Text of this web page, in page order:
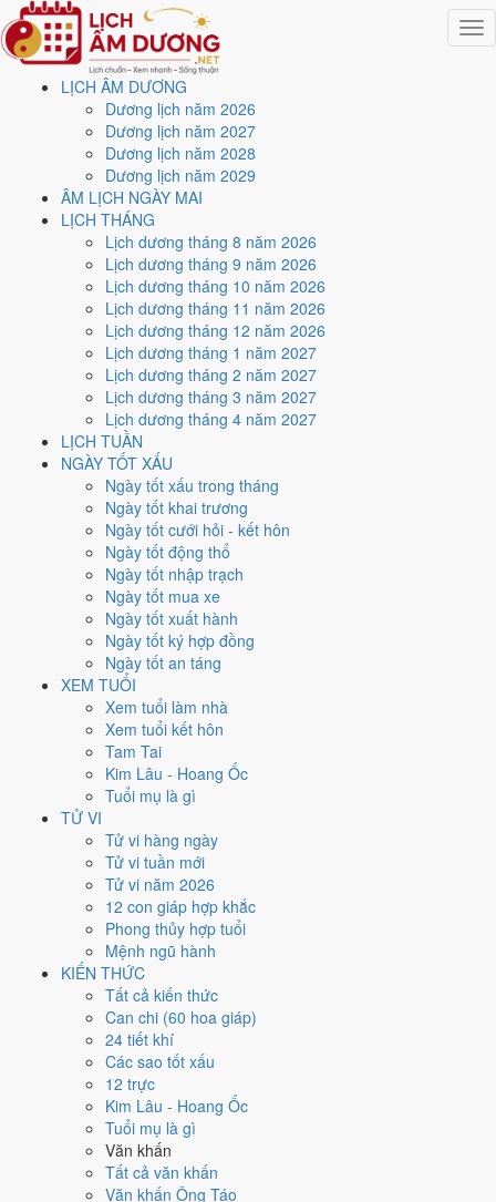
LỊCH ÂM DƯƠNG
Dương lịch năm 2026
Dương lịch năm 2027
Dương lịch năm 2028
Dương lịch năm 2029
ÂM LỊCH NGÀY MAI
LỊCH THÁNG
Lịch dương tháng 8 năm 2026
Lịch dương tháng 9 năm 2026
Lịch dương tháng 10 năm 2026
Lịch dương tháng 11 năm 2026
Lịch dương tháng 12 năm 2026
Lịch dương tháng 1 năm 2027
Lịch dương tháng 2 năm 2027
Lịch dương tháng 3 năm 2027
Lịch dương tháng 4 năm 2027
LỊCH TUẦN
NGÀY TỐT XẤU
Ngày tốt xấu trong tháng
Ngày tốt khai trương
Ngày tốt cưới hỏi - kết hôn
Ngày tốt động thổ
Ngày tốt nhập trạch
Ngày tốt mua xe
Ngày tốt xuất hành
Ngày tốt ký hợp đồng
Ngày tốt an táng
XEM TUỔI
Xem tuổi làm nhà
Xem tuổi kết hôn
Tam Tai
Kim Lâu - Hoang Ốc
Tuổi mụ là gì
TỬ VI
Tử vi hàng ngày
Tử vi tuần mới
Tử vi năm 2026
12 con giáp hợp khắc
Phong thủy hợp tuổi
Mệnh ngũ hành
KIẾN THỨC
Tất cả kiến thức
Can chi (60 hoa giáp)
24 tiết khí
Các sao tốt xấu
12 trực
Kim Lâu - Hoang Ốc
Tuổi mụ là gì
Văn khấn
Tất cả văn khấn
Văn khấn Ông Táo
Trang chủ
Lịch năm 2021
Tháng 11/2021
Ngày 6/11/2021 (Mậu Ngọ)
Xem ngày6/11/2021
lịch - Ngày 2/10 âm lịch
(Mậu Ngọ) tốt hay xấu?
Ngày 6/11/2021 dương lịch (Thứ Bảy) là ngày 2/10/2021 âm lịch
Mậu Ngọ - Chi sinh Can, Trực Nguy, Sao Vị, nạp âm Thiên
Thượng Hỏa. Tổng hòa, đây làNgày Bình Hòa
cho các việc quan trọng. Giờ Hoàng Đạo trong ngày:
Mão, Ngọ, Thân, Dậu
Ngày Dương
Tháng 11 năm 2021
Tháng 10 âm năm 2021
Tiết Sương Giáng
Nhâm Tý
Tân Sửu
Ngày Mậu Ngọ có TrựcNguy (ngày nguy hiểm, đầy biến động) nhưng
Thanh Long hoàng đạo
nên đây là Ngày Bình Hòa, phù hợp với công việc thường
Tuất, Dần, Mùihợp ngày; tuổi
Ngày 6/11/2021 tốt hay xấu cho
việc gì?
Ngày 6/11/2021 đạt5.1/10
Cưới hỏi - đính hôn (6/10), thấp nhất là
Nguy (ngày nguy hiểm, đầy biến động) nhưng gặp Sao Thanh Long
hoàng đạo nên điểm từng việc chênh nhau như bảng dưới.
Cưới hỏi - đính hôn